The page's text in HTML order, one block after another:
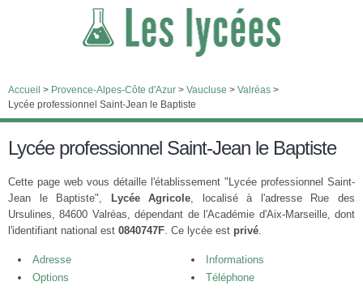
Accueil > Provence-Alpes-Côte d'Azur > Vaucluse > Valréas >
Lycée professionnel Saint-Jean le Baptiste
Lycée professionnel Saint-Jean le Baptiste
Cette page web vous détaille l'établissement "Lycée professionnel Saint-
Jean le Baptiste",
Lycée Agricole, localisé à l'adresse Rue des
Ursulines, 84600 Valréas, dépendant de l'Académie d'Aix-Marseille, dont
l'identifiant national est 0840747F. Ce lycée est privé.
Adresse
Informations
Options
Téléphone